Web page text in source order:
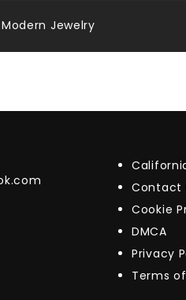
Jewelry
Contact
Cookie
DMCA
Privacy
Terms